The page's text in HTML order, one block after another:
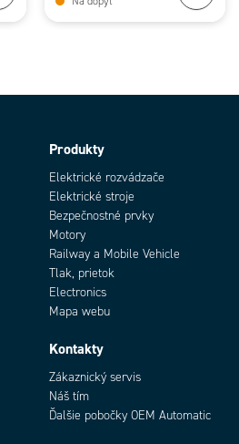
Produkty
Elektrické rozvádzače
Elektrické stroje
Bezpečnostné prvky
Motory
Railway a Mobile Vehicle
Tlak, prietok
Electronics
Mapa webu
Kontakty
Zákaznický servis
Náš tím
Ďalšie pobočky OEM Automatic